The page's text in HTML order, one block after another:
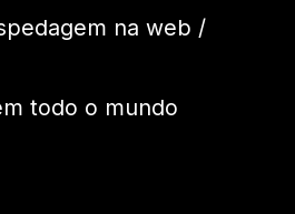
na web /
todo o mundo